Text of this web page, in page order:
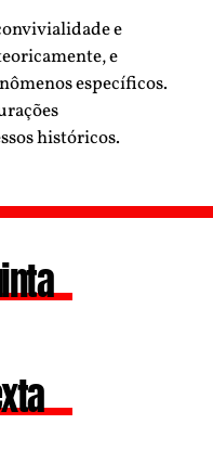
e
e
específicos.
históricos.